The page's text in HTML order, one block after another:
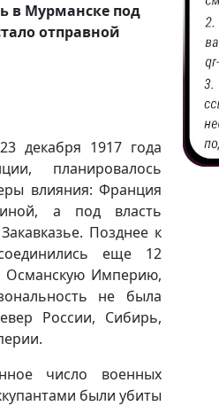
в Мурманске под
отправной
декабря 1917 года
планировалось
влияния: Франция
а под власть
Позднее к
еще 12
Османскую Империю,
не была
России, Сибирь,
число военных
были убиты